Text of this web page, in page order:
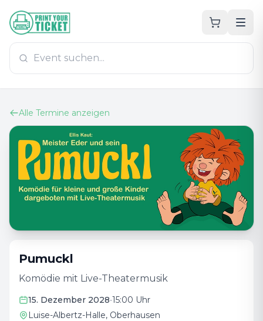
Zum Hauptinhalt
PrintYourTicket
Alle Termine anzeigen
Pumuckl
Komödie mit Live-Theatermusik
15. Dezember 2028•15:00 Uhr
Luise-Albertz-Halle, Oberhausen